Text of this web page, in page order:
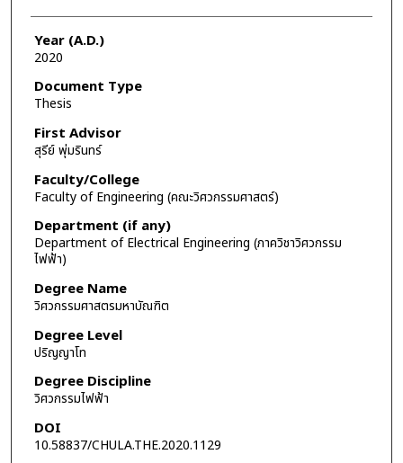
Year (A.D.)
2020
Document Type
Thesis
First Advisor
สุรีย์ พุ่มรินทร์
Faculty/College
Faculty of Engineering (คณะวิศวกรรมศาสตร์)
Department (if any)
Department of Electrical Engineering (ภาควิชาวิศวกรรม
ไฟฟ้า)
Degree Name
วิศวกรรมศาสตรมหาบัณฑิต
Degree Level
ปริญญาโท
Degree Discipline
วิศวกรรมไฟฟ้า
DOI
10.58837/CHULA.THE.2020.1129